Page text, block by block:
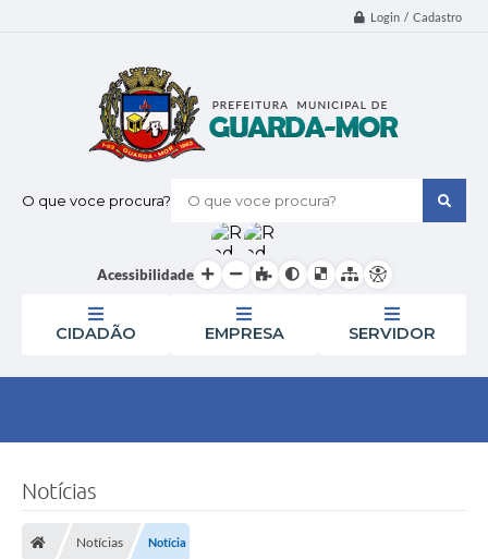
Login / Cadastro
O que voce procura?
Acessibilidade
CIDADÃO EMPRESA SERVIDOR
Notícias
Notícias Notícia